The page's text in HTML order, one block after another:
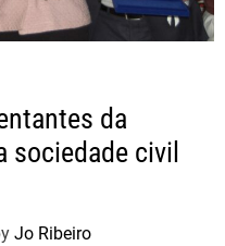
da
sociedade civil
Jo Ribeiro